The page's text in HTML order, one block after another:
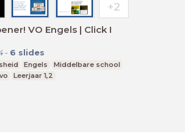
VO Engels | Click I
- 6 slides
Engels
Middelbare school
Leerjaar 1,2